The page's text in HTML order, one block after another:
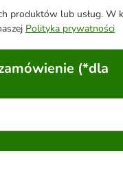
lub usług. W
Polityka prywatności
(*dla